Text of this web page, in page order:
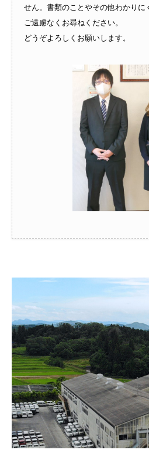
せん。書類のことやその他わかりに
ご遠慮なくお尋ねください。
どうぞよろしくお願いします。